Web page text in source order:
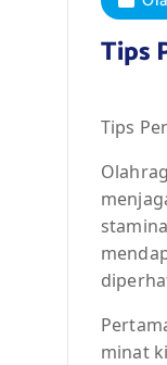
Tips
Tips
minat